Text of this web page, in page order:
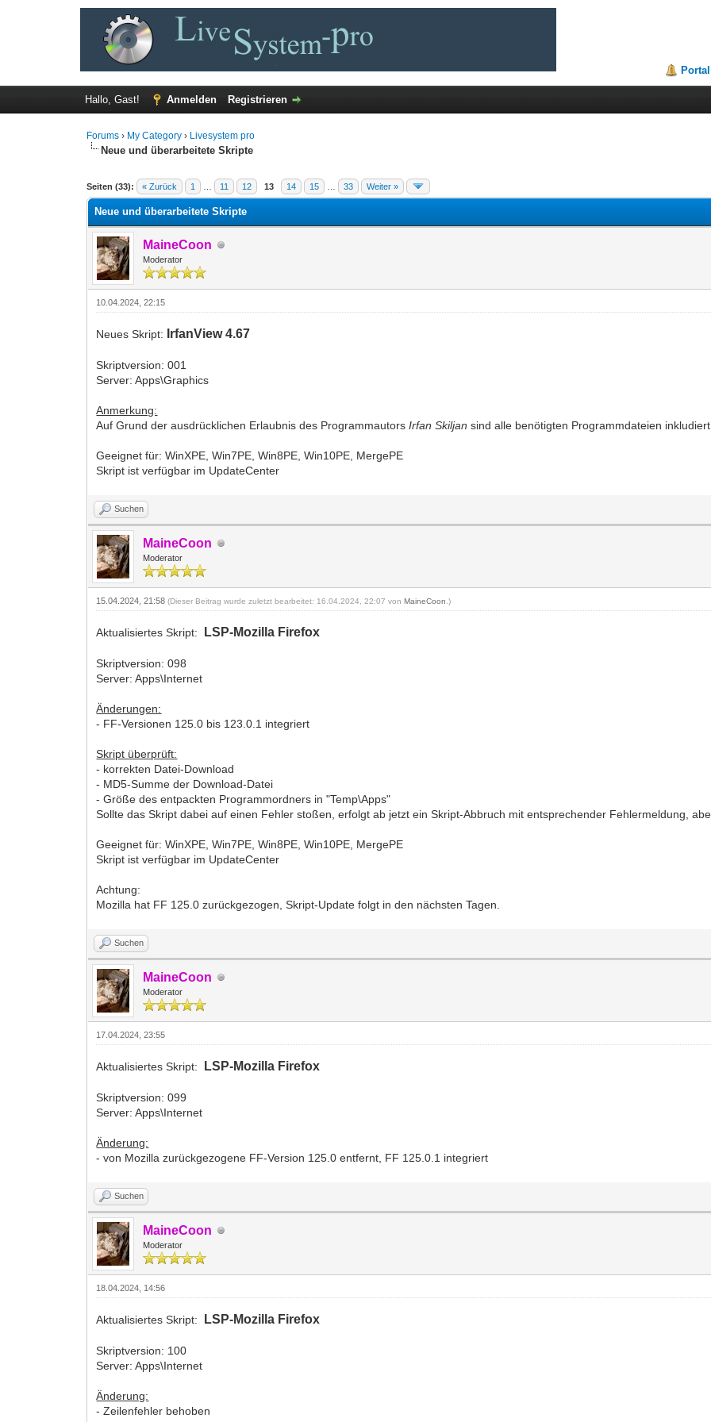
Portal
Hallo, Gast! Anmelden Registrieren
Forums › My Category › Livesystem pro
Neue und überarbeitete Skripte
Seiten (33): « Zurück 1 11 12 13 14 15 33 Weiter »
0 Bewertung(en) - 0 im Durchschnitt
1
2
3
4
5
Neue und überarbeitete Skripte
MaineCoon
Moderator
10.04.2024, 22:15
Neues Skript: IrfanView 4.67
Skriptversion: 001
Server: Apps\Graphics
Anmerkung:
Auf Grund der ausdrücklichen Erlaubnis des ProgrammautorsIrfan Skiljan sind alle benötigten Programmdateien inkludiert
Geeignet für: WinXPE, Win7PE, Win8PE, Win10PE, MergePE
Skript ist verfügbar im UpdateCenter
Suchen
MaineCoon
Moderator
15.04.2024, 21:58(Dieser Beitrag wurde zuletzt bearbeitet: 16.04.2024, 22:07 vonMaineCoon .)
Aktualisiertes Skript: LSP-Mozilla Firefox
Skriptversion: 098
Server: Apps\Internet
Änderungen:
- FF-Versionen 125.0 bis 123.0.1 integriert
Skript überprüft:
- korrekten Datei-Download
- MD5-Summe der Download-Datei
- Größe des entpackten Programmordners in "Temp\Apps"
Sollte das Skript dabei auf einen Fehler stoßen, erfolgt ab jetzt ein Skript-Abbruch mit entsprechender Fehlermeldung,
Geeignet für: WinXPE, Win7PE, Win8PE, Win10PE, MergePE
Skript ist verfügbar im UpdateCenter
Achtung:
Mozilla hat FF 125.0 zurückgezogen, Skript-Update folgt in den nächsten Tagen.
Suchen
MaineCoon
Moderator
17.04.2024, 23:55
Aktualisiertes Skript: LSP-Mozilla Firefox
Skriptversion: 099
Server: Apps\Internet
Änderung:
- von Mozilla zurückgezogene FF-Version 125.0 entfernt, FF 125.0.1 integriert
Suchen
MaineCoon
Moderator
18.04.2024, 14:56
Aktualisiertes Skript: LSP-Mozilla Firefox
Skriptversion: 100
Server: Apps\Internet
Änderung:
- Zeilenfehler behoben